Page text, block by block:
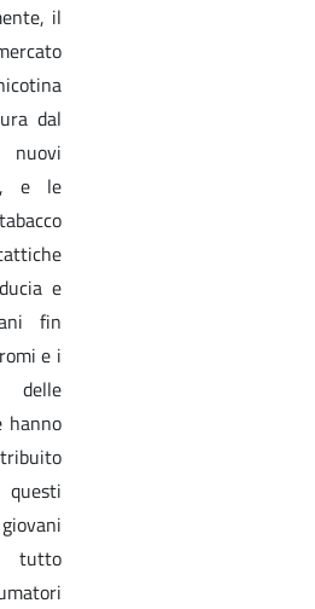
il
dal
e le
e
fin
e i
delle
hanno